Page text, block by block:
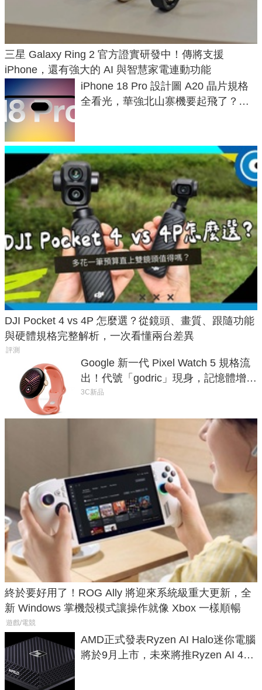
三星 Galaxy Ring 2 官方證實研發中！傳將支援
iPhone，還有強大的 AI 與智慧家電連動功能
iPhone 18 Pro 設計圖 A20 晶片規格
全看光，華強北山寨機要起飛了？專
DJI Pocket 4 vs 4P 怎麼選？從鏡頭、畫質、跟隨功能
與硬體規格完整解析，一次看懂兩台差異
評測
Google 新一代 Pixel Watch 5 規格流
出！代號「godric」現身，記憶體增強
鎖定 AI 應用
3C新品
終於要好用了！ROG Ally 將迎來系統級重大更新，全
新 Windows 掌機殼模式讓操作就像 Xbox 一樣順暢
遊戲/電競
AMD正式發表Ryzen AI Halo迷你電腦
將於9月上市，未來將推Ryzen AI 400